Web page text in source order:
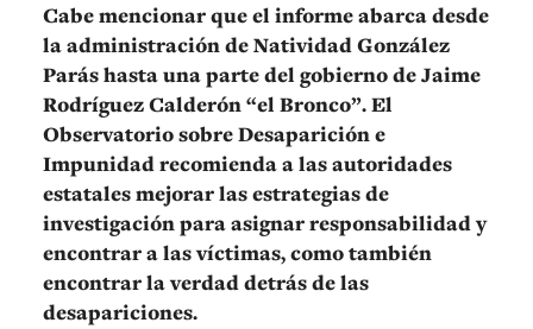
Cabe mencionar que el informe abarca desde
la administración de Natividad González
Parás hasta una parte del gobierno de Jaime
Rodríguez Calderón “el Bronco”. El
Observatorio sobre Desaparición e
Impunidad recomienda a las autoridades
estatales mejorar las estrategias de
investigación para asignar responsabilidad y
encontrar a las víctimas, como también
encontrar la verdad detrás de las
desapariciones.